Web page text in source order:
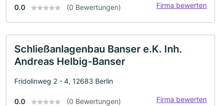
0.0 (0 Bewertungen) Firma bewerten
Schließanlagenbau Banser e.K. Inh.
Andreas Helbig-Banser
Fridolinweg 2 - 4, 12683 Berlin
0.0 (0 Bewertungen) Firma bewerten